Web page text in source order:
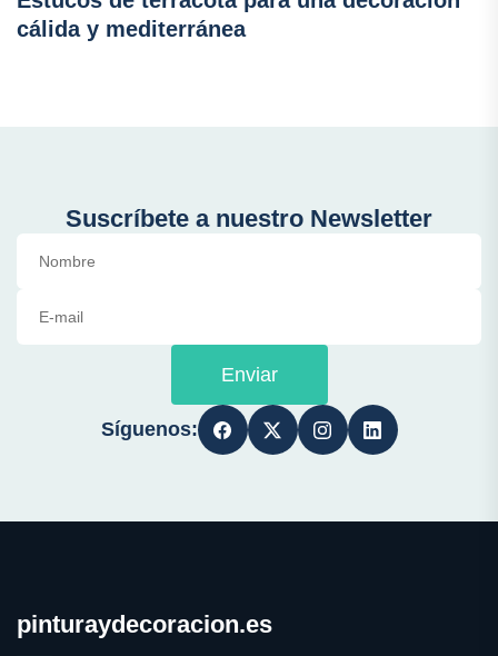
cálida y mediterránea
Suscríbete a nuestro Newsletter
Enviar
Síguenos:
pinturaydecoracion.es